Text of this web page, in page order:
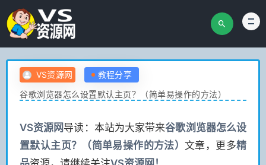
VS资源网
教程分享
谷歌浏览器怎么设置默认主页？（简单易操作的方法）
VS资源网 导读：本站为大家带来谷歌浏览器怎么设
置默认主页？（简单易操作的方法）文章，更多精